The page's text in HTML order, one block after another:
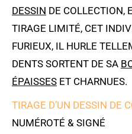
DESSIN DE COLLECTION,
TIRAGE LIMITÉ, CET
FURIEUX, IL HURLE
DENTS SORTENT DE SA
ÉPAISSES ET CHARNUES.
TIRAGE D’UN DESSIN DE
NUMÉROTÉ & SIGNÉ